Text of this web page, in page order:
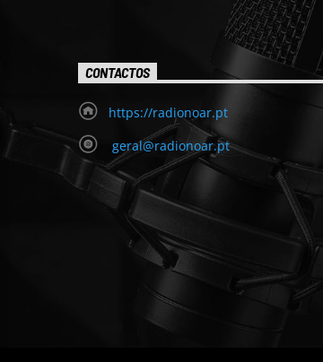
CONTACTOS
https://radionoar.pt
geral@radionoar.pt